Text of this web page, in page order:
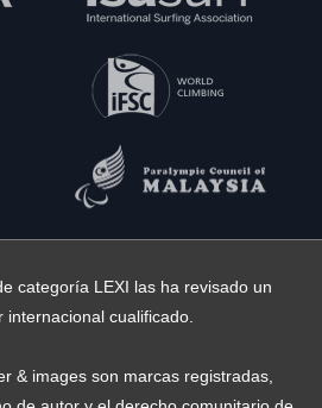
categoría LEXI las ha revisado un
internacional cualificado.
& images son marcas registradas,